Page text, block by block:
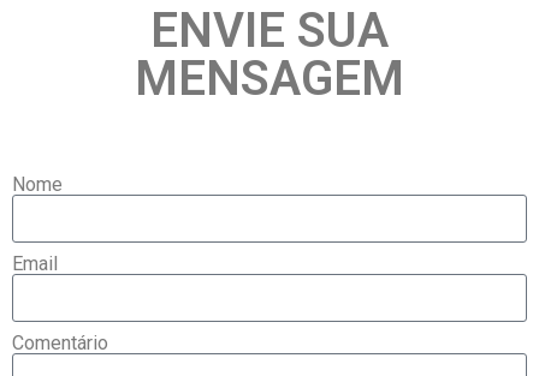
ENVIE SUA
MENSAGEM
Nome
Email
Comentário